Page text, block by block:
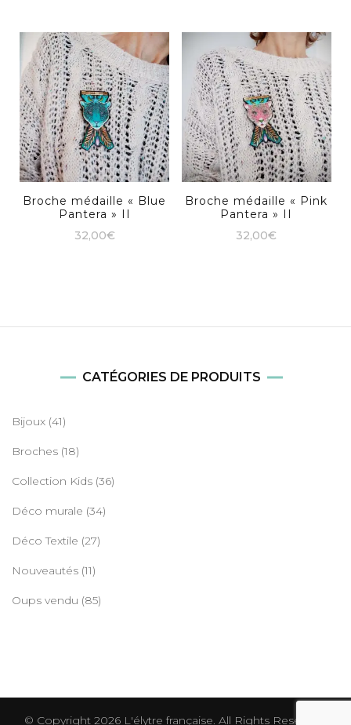
Broche médaille « Blue
Pantera » II
32,00€
Broche médaille « Pink
Pantera » II
32,00€
CATÉGORIES DE PRODUITS
Bijoux (41)
Broches (18)
Collection Kids (36)
Déco murale (34)
Déco Textile (27)
Nouveautés (11)
Oups vendu (85)
© Copyright 2026 L'élytre française. All Rights Reserved.